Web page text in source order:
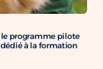
le programme pilote
dédié à la formation